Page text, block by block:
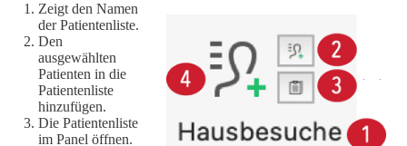
Zeigt den Namen
der Patientenliste.
Den
ausgewählten
Patienten in die
Patientenliste
hinzufügen.
Die Patientenliste
im Panel öffnen.